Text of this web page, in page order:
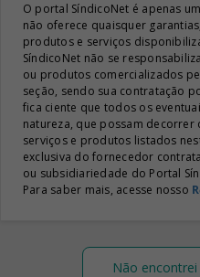
O portal SíndicoNet é apenas
não oferece quaisquer
produtos e serviços
SíndicoNet não se
ou produtos comercializados
seção, sendo sua contratação
fica ciente que todos os
natureza, que possam
serviços e produtos listados
exclusiva do fornecedor
ou subsidiariedade do Portal
Para saber mais, acesse nosso
Não